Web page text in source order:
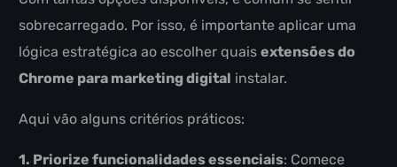
sobrecarregado. Por isso, é importante aplicar uma
lógica estratégica ao escolher quaisextensões do
Chrome para marketing digital instalar.
Aqui vão alguns critérios práticos:
1. Priorize funcionalidades essenciais: Comece